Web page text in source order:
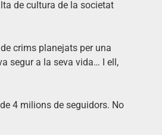
de cultura de la societat
crims planejats per una
segur a la seva vida… I ell,
4 milions de seguidors. No